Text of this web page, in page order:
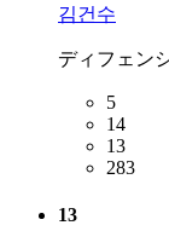
김건수
ディフェン
5
14
13
283
13